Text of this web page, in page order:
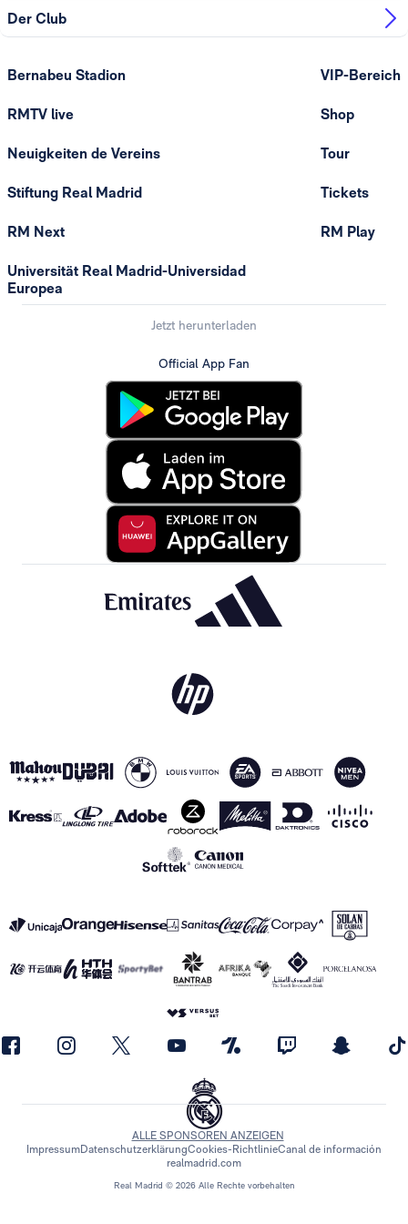
Der Club
Bernabeu Stadion
RMTV live
Neuigkeiten de Vereins
Stiftung Real Madrid
RM Next
Universität Real Madrid-Universidad
Europea
VIP-Bereich
Shop
Tour
Tickets
RM Play
Jetzt herunterladen
Official App Fan
Real Madrid © 2026 Alle Rechte vorbehalten
ALLE SPONSOREN ANZEIGEN
ImpressumDatenschutzerklärungCookies-RichtlinieCanal de información
realmadrid.com